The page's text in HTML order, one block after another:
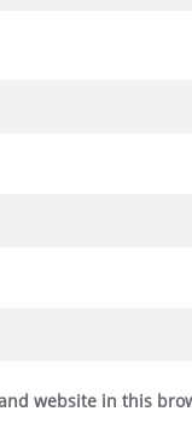
website in this